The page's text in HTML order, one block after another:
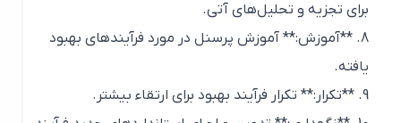
برای تجزیه و تحلیل‌های آتی.
8. **آموزش:** آموزش پرسنل در مورد فرآیندهای بهبود
یافته.